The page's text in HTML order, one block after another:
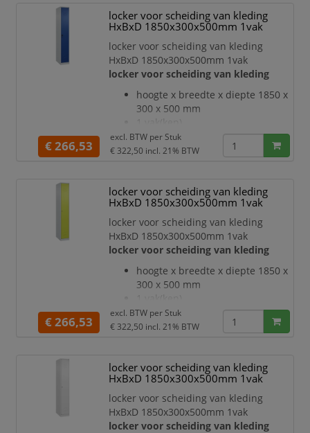
verdraaibare, dubbele
schuifhaken
Elk vak onder de hoedenplank is
opgedeeld door een
scheidingswand
openslaande deur met
etikettenlijst en ventilatiesleuven
inliggende deuren met
binnenliggende penscharnieren
Elke deur is standaard u
locker voor scheiding van kleding
HxBxD 1850x300x500mm 1vak
locker voor scheiding van kleding
HxBxD 1850x300x500mm 1vak
locker voor scheiding van kleding
hoogte x breedte x diepte 1850 x
300 x 500 mm
vak breedte 300 mm
deuraanslag rechts
hoedenplank en een
kledingstang eronder met 3 niet
verdraaibare, dubbele
schuifhaken
Elk vak onder de hoedenplank is
scheidingswand
openslaande deur met
€ 266,53
excl. BTW per Stuk
€ 322,50 incl. 21% BTW
locker voor scheiding van kleding
HxBxD 1850x300x500mm 1vak
locker voor scheiding van kleding
HxBxD 1850x300x500mm 1vak
locker voor scheiding van kleding
hoogte x breedte x diepte 1850 x
300 x 500 mm
vak breedte 300 mm
deuraanslag rechts
hoedenplank en een
kledingstang eronder met 3 niet
verdraaibare, dubbele
schuifhaken
Elk vak onder de hoedenplank is
€ 266,53
excl. BTW per Stuk
€ 322,50 incl. 21% BTW
locker voor scheiding van kleding
HxBxD 1850x300x500mm 1vak
locker voor scheiding van kleding
HxBxD 1850x300x500mm 1vak
locker voor scheiding van kleding